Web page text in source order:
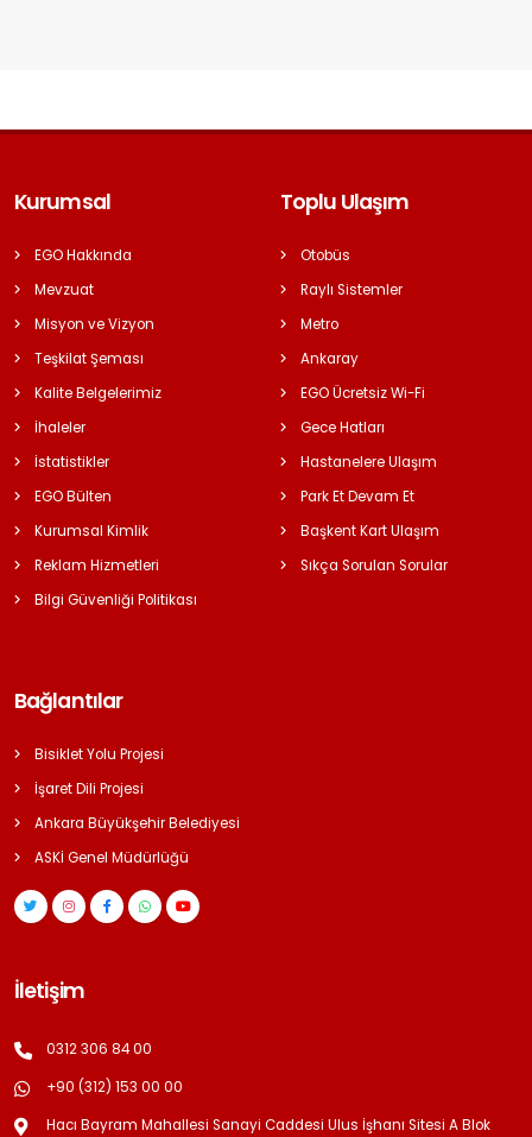
Kurumsal
EGO Hakkında
Mevzuat
Misyon ve Vizyon
Teşkilat Şeması
Kalite Belgelerimiz
İhaleler
İstatistikler
EGO Bülten
Kurumsal Kimlik
Reklam Hizmetleri
Bilgi Güvenliği Politikası
Toplu Ulaşım
Otobüs
Raylı Sistemler
Metro
Ankaray
EGO Ücretsiz Wi-Fi
Gece Hatları
Hastanelere Ulaşım
Park Et Devam Et
Başkent Kart Ulaşım
Sıkça Sorulan Sorular
Bağlantılar
Bisiklet Yolu Projesi
İşaret Dili Projesi
Ankara Büyükşehir Belediyesi
ASKİ Genel Müdürlüğü
İletişim
0312 306 84 00
+90 (312) 153 00 00
Hacı Bayram Mahallesi Sanayi Caddesi Ulus İşhanı Sitesi A Blok